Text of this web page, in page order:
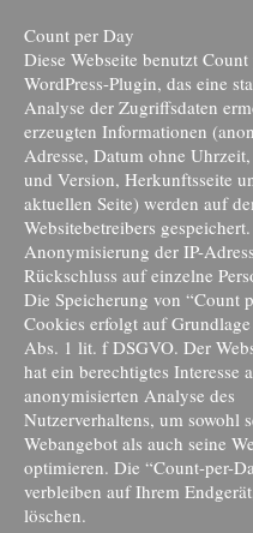
Count per Day
Diese Webseite benutzt
WordPress-Plugin, das eine
Analyse der Zugriffsdaten
erzeugten Informationen
Adresse, Datum ohne
und Version, Herkunftsseite
aktuellen Seite) werden auf
Websitebetreibers
Anonymisierung der IP-
Rückschluss auf einzelne
Die Speicherung von “Count
Cookies erfolgt auf
Abs. 1 lit. f DSGVO. Der
hat ein berechtigtes Interesse
anonymisierten Analyse des
Nutzerverhaltens, um sowohl
Webangebot als auch seine
optimieren. Die “Count-per-
verbleiben auf Ihrem
löschen.